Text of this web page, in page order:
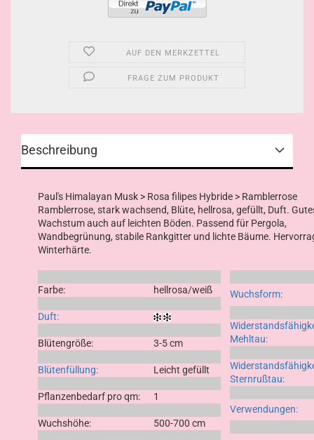
AUF DEN MERKZETTEL
FRAGE ZUM PRODUKT
Beschreibung
Paul's Himalayan Musk > Rosa filipes Hybride > Ramblerrose
Ramblerrose, stark wachsend, Blüte, hellrosa, gefüllt, Duft.
Wachstum auch auf leichten Böden. Passend für Pergola,
Wandbegrünung, stabile Rankgitter und lichte Bäume.
Winterhärte.
Farbe: hellrosa/weiß
Duft:
Blütengröße: 3-5 cm
Blütenfüllung: Leicht gefüllt
Pflanzenbedarf pro qm: 1
Wuchshöhe: 500-700 cm
Wuchsform:
Mehltau:
Sternrußtau:
Verwendungen: